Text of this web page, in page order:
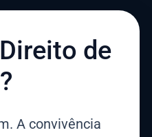
de
A convivência